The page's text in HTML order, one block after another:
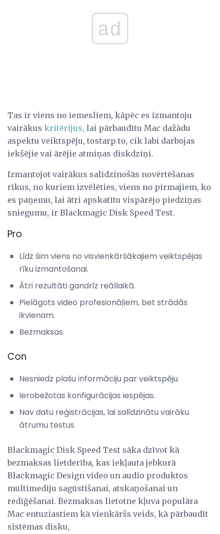
ad
Tas ir viens no iemesliem, kāpēc es izmantoju
vairākus kritērijus, lai pārbaudītu Mac dažādu
aspektu veiktspēju, tostarp to, cik labi darbojas
iekšējie vai ārējie atmiņas diskdziņi.
Izmantojot vairākus salīdzinošās novērtēšanas
rīkus, no kuriem izvēlēties, viens no pirmajiem, ko
es paņemu, lai ātri apskatītu vispārējo piedziņas
sniegumu, ir Blackmagic Disk Speed ​​Test.
Pro
Līdz šim viens no visvienkāršākajiem veiktspējas
rīku izmantošanai.
Ātri rezultāti gandrīz reāllaikā.
Pielāgots video profesionāļiem, bet strādās
ikvienam.
Bezmaksas.
Con
Nesniedz plašu informāciju par veiktspēju.
Ierobežotas konfigurācijas iespējas.
Nav datu reģistrācijas, lai salīdzinātu vairāku
ātrumu testus.
Blackmagic Disk Speed ​​Test sāka dzīvot kā
bezmaksas lietderība, kas iekļauta jebkurā
Blackmagic Design video un audio produktos
multimediju sagūstīšanai, atskaņošanai un
rediģēšanai. Bezmaksas lietotne kļuva populāra
Mac entuziastiem kā vienkāršs veids, kā pārbaudīt
sistēmas disku,